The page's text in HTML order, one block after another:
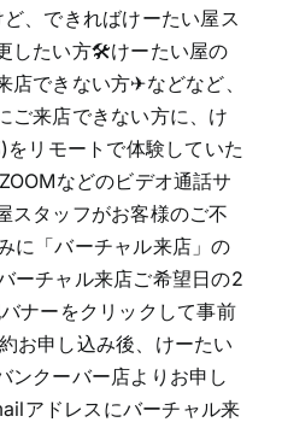
、できればけーたい屋ス
したい方🛠けーたい屋の
店できない方✈などなど、
ご来店できない方に、け
リモートで体験していた
ZOOMなどのビデオ通話サ
スタッフがお客様のご不
に「バーチャル来店」の
ーチャル来店ご希望日の2
ナーをクリックして事前
お申し込み後、けーたい
ンクーバー店よりお申し
アドレスにバーチャル来